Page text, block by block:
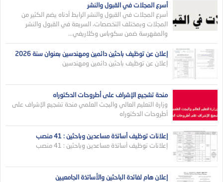
أسرع المجلات في القبول والنشر
أسرع المجلات في القبول والنشر الرابط أدناه يضم الكثير من
المجلات وبمختلف التخصصات، السريعة في القبول والنشر
والمفهرسة ضمن سكوباس وكلاريفي...
إعلان عن توظيف باحثين دائمين ومهندسين بعنوان سنة 2026
إعلان عن توظيف باحثين دائمين ومهندسين
منحة تشجيع الإشراف على أطروحات الدكتوراه
وزارة التعليم العالي والبجث العلمي منحة تشجيع الإشراف على
أطروحات الدكتوراه
إعلانات توظيف أساتذة مساعدين وباحثين : 41 منصب
إعلانات توظيف أساتذة مساعدين وباحثين : 41 منصب
إعلان هام لفائدة الباحثين والأساتذة الجامعيين